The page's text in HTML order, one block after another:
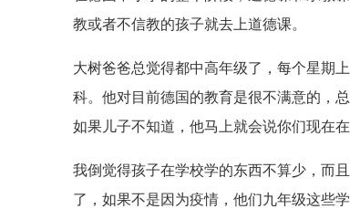
教或者不信教的孩子就去上道德课。
大树爸爸总觉得都中高年级了，每个星期
科。他对目前德国的教育是很不满意的，
如果儿子不知道，他马上就会说你们现在
我倒觉得孩子在学校学的东西不算少，而
了，如果不是因为疫情，他们九年级这些